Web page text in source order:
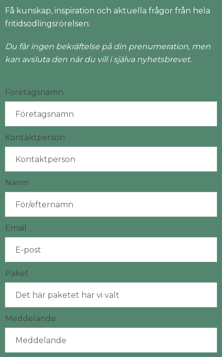
Få kunskap, inspiration och aktuella frågor från hela
fritidsodlingsrörelsen.
Du får ingen bekräftelse på din prenumeration, men
kan avsluta den när du vill i själva nyhetsbrevet.
Företagsnamn
Kontaktperson
Namn
Email
Paket
Meddelande